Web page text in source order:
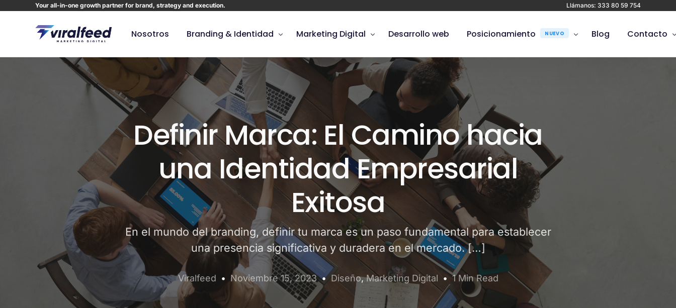
Your all-in-one growth partner for brand, strategy and execution. Llámanos: 333 80 59 754
Nosotros Branding & Identidad
Diseño de logotipos
Animación de logotipos
¡NUEVO!
Marketing Digital
Publicidad en Google ads
Manejo de redes sociales
Desarrollo web Posicionamiento NUEVO
Posicionamiento SEO
Posicionamiento en IA
Blog Contacto
Definir Marca: El Camino hacia
una Identidad Empresarial
Exitosa
En el mundo del branding, definir tu marca es un paso fundamental para establecer
una presencia significativa y duradera en el mercado. […]
Viralfeed Noviembre 15, 2023 Diseño,Marketing Digital 1 Min Read